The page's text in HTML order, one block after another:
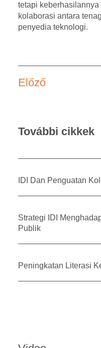
tetapi
kolaborasi antara
penyedia teknologi.
Előző
További cikkek
IDI Dan Penguatan
Strategi IDI
Publik
Peningkatan Literasi